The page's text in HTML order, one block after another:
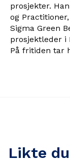
prosjekter.
og
Sigma Green
prosjektleder i
På fritiden tar
Likte